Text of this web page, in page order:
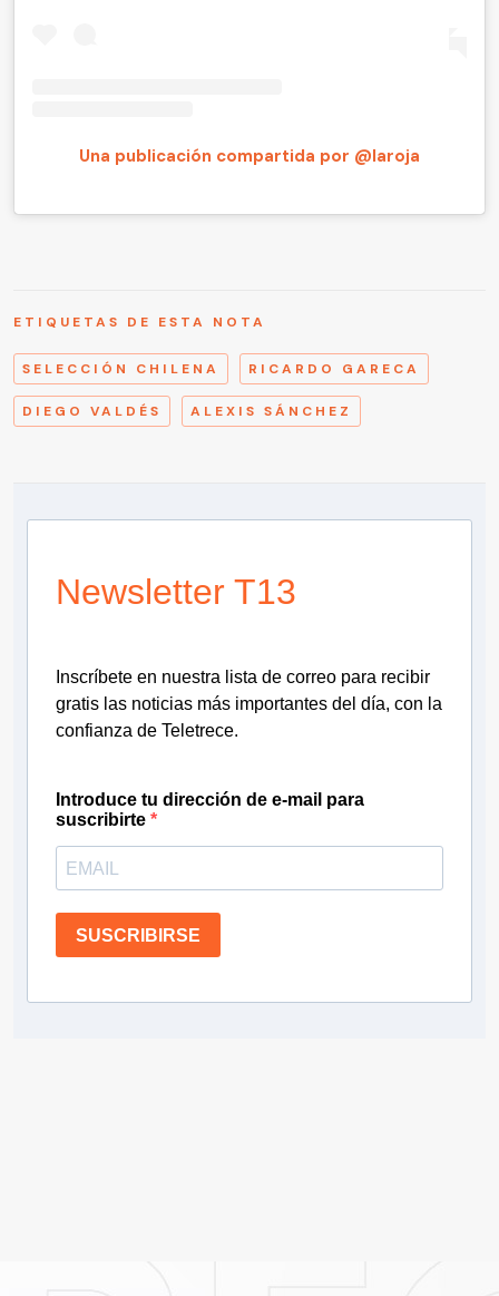
Una publicación compartida por @laroja
ETIQUETAS DE ESTA NOTA
SELECCIÓN CHILENA RICARDO GARECA
DIEGO VALDÉS ALEXIS SÁNCHEZ
Newsletter T13
Inscríbete en nuestra lista de correo para recibir
gratis las noticias más importantes del día, con la
confianza de Teletrece.
Introduce tu dirección de e-mail para
suscribirte
SUSCRIBIRSE